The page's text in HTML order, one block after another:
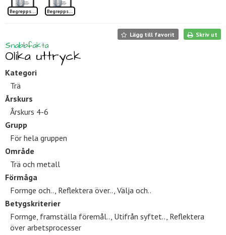
Begreppslista Tolka ett område Begreppslista Tolka ett område TP
Lägg till favorit Skriv ut
Snabbfakta
Olika uttryck
Kategori
Trä
Årskurs
Årskurs 4-6
Grupp
För hela gruppen
Område
Trä och metall
Förmåga
Formge och.., Reflektera över.., Välja och..
Betygskriterier
Formge, framställa föremål.., Utifrån syftet.., Reflektera
över arbetsprocesser